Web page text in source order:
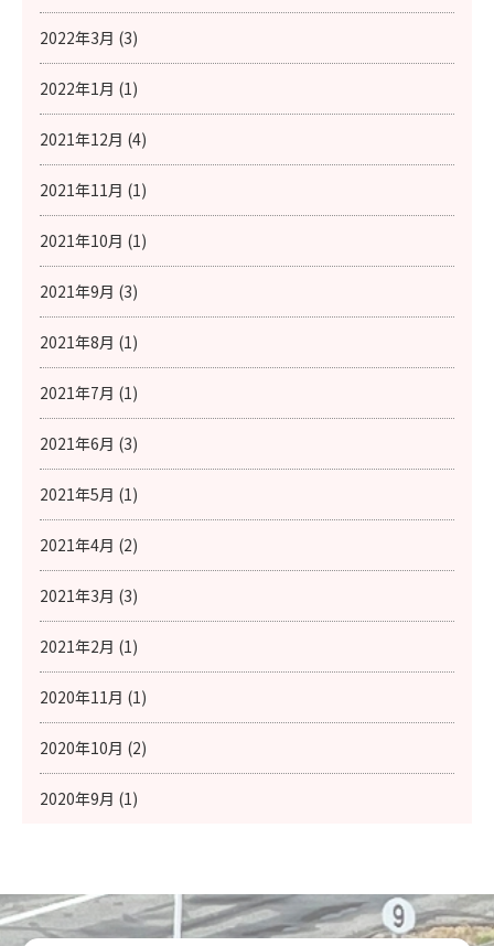
2022年3月 (3)
2022年1月 (1)
2021年12月 (4)
2021年11月 (1)
2021年10月 (1)
2021年9月 (3)
2021年8月 (1)
2021年7月 (1)
2021年6月 (3)
2021年5月 (1)
2021年4月 (2)
2021年3月 (3)
2021年2月 (1)
2020年11月 (1)
2020年10月 (2)
2020年9月 (1)